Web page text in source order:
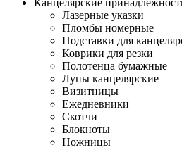
Канцелярские
Лазерные указки
Пломбы номерные
Подставки для
Коврики для резки
Полотенца бумажные
Лупы канцелярские
Визитницы
Ежедневники
Скотчи
Блокноты
Ножницы